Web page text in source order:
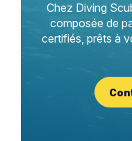
Chez Diving
composée de
certifiés, prêts à